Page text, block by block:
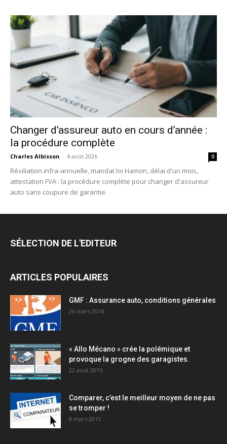
Changer d’assureur auto en cours d’année :
la procédure complète
Charles Albisson - 4 août 2026 0
Résiliation infra-annuelle, mandat loi Hamon, délai d'un mois,
attestation FVA : la procédure complète pour changer d'assureur
auto sans coupure de garantie.
SÉLECTION DE L'EDITEUR
ARTICLES POPULAIRES
GMF : Assurance auto, conditions générales
26 mars 2014
« Allo Mécano » crée la polémique et
provoque la grogne des garagistes.
22 août 2015
Comparer, c’est le meilleur moyen de ne pas
se tromper !
8 mars 2015